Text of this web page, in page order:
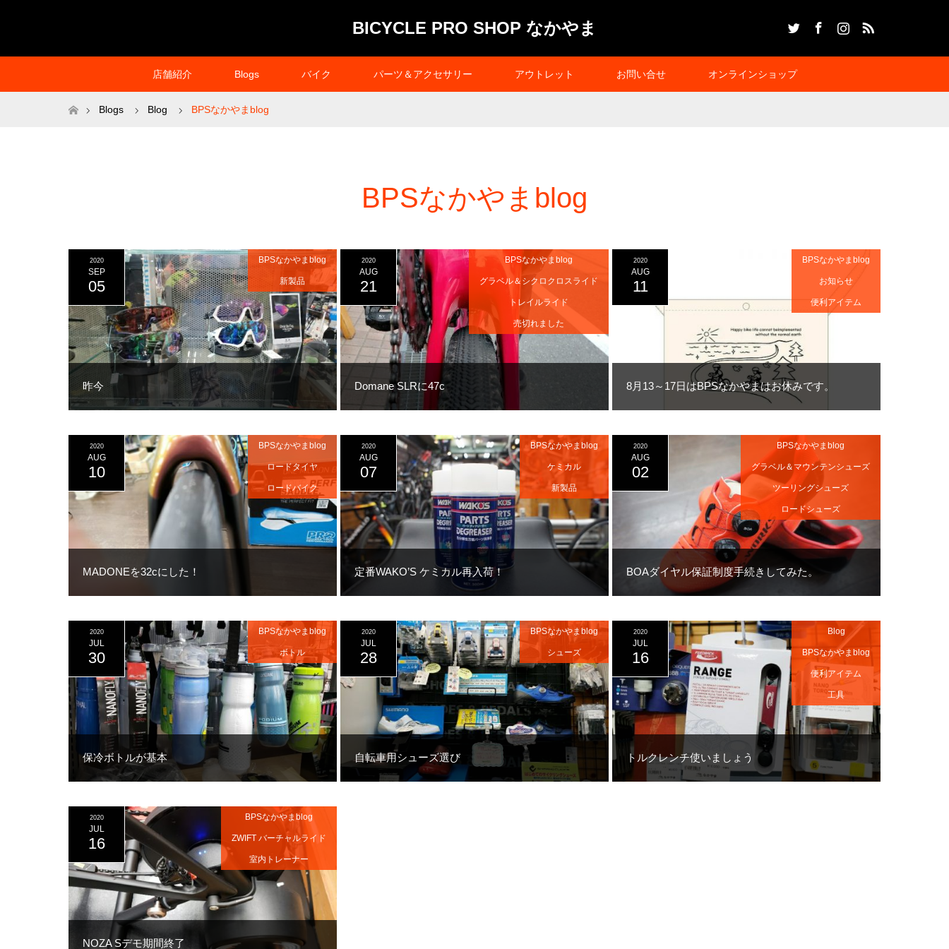
BICYCLE PRO SHOP なかやま
店舗紹介 Blogs バイク パーツ＆アクセサリー アウトレット お問い合せ オンラインショップ
ホームBlogs Blog BPSなかやまblog
BPSなかやまblog
昨今
2020
SEP
05
BPSなかやまblog
新製品
Domane SLRに47c
2020
AUG
21
BPSなかやまblog
グラベル＆シクロクロスライド
トレイルライド
売切れました
8月13～17日はBPSなかやまはお休みです。
2020
AUG
11
BPSなかやまblog
お知らせ
便利アイテム
MADONEを32cにした！
2020
AUG
10
BPSなかやまblog
ロードタイヤ
ロードバイク
定番WAKO’S ケミカル再入荷！
2020
AUG
07
BPSなかやまblog
ケミカル
新製品
BOAダイヤル保証制度手続きしてみた。
2020
AUG
02
BPSなかやまblog
グラベル＆マウンテンシューズ
ツーリングシューズ
ロードシューズ
保冷ボトルが基本
2020
JUL
30
BPSなかやまblog
ボトル
自転車用シューズ選び
2020
JUL
28
BPSなかやまblog
シューズ
トルクレンチ使いましょう
2020
JUL
16
Blog
BPSなかやまblog
便利アイテム
工具
NOZA Sデモ期間終了
2020
JUL
16
BPSなかやまblog
ZWIFT バーチャルライド
室内トレーナー